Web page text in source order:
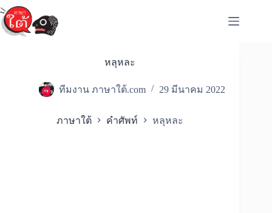
Skip
to
content
หลุหละ
ทีมงาน ภาษาใต้.com 29 มีนาคม 2022
ภาษาใต้ คำศัพท์ หลุหละ